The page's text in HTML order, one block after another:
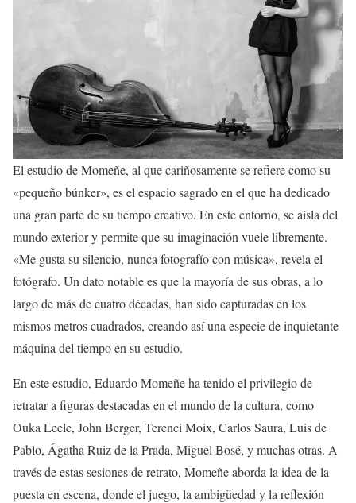
El estudio de Momeñe, al que cariñosamente se refiere como su
«pequeño búnker», es el espacio sagrado en el que ha dedicado
una gran parte de su tiempo creativo. En este entorno, se aísla del
mundo exterior y permite que su imaginación vuele libremente.
«Me gusta su silencio, nunca fotografío con música», revela el
fotógrafo. Un dato notable es que la mayoría de sus obras, a lo
largo de más de cuatro décadas, han sido capturadas en los
mismos metros cuadrados, creando así una especie de inquietante
máquina del tiempo en su estudio.
En este estudio, Eduardo Momeñe ha tenido el privilegio de
retratar a figuras destacadas en el mundo de la cultura, como
Ouka Leele, John Berger, Terenci Moix, Carlos Saura, Luis de
Pablo, Ágatha Ruiz de la Prada, Miguel Bosé, y muchas otras. A
través de estas sesiones de retrato, Momeñe aborda la idea de la
puesta en escena, donde el juego, la ambigüedad y la reflexión